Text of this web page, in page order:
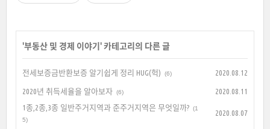
'부동산 및 경제 이야기 ' 카테고리의 다른 글
전세보증금반환보증 알기쉽게 정리 HUG(헉) (6) 2020.08.12
2020년 취득세율을 알아보자 (6)
2020.08.11
1종,2종,3종 일반주거지역과 준주거지역은 무엇일까? (1
5)
2020.08.07